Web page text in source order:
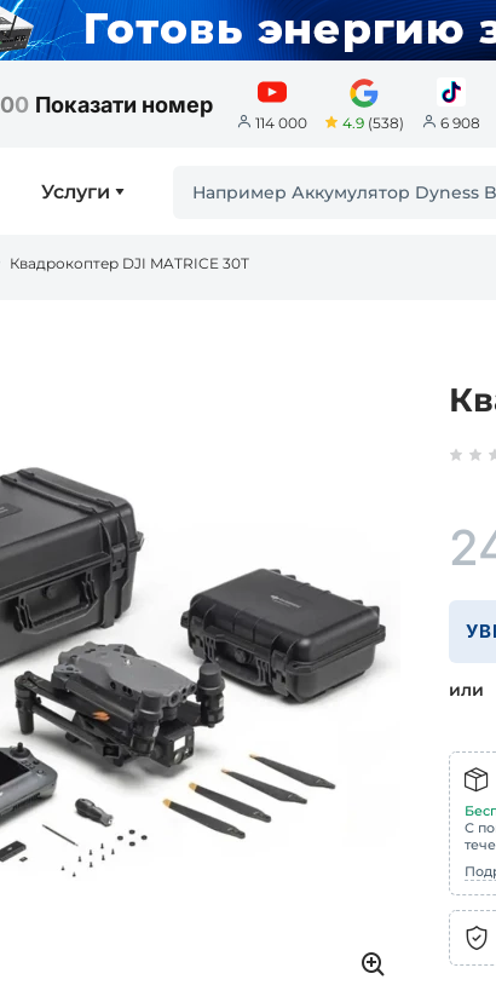
00 Показати номер
114 000 4.9 (538) 6 908
Услуги
Квадрокоптер DJI MATRICE 30T
или
С